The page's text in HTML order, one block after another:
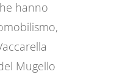
hanno
Mugello